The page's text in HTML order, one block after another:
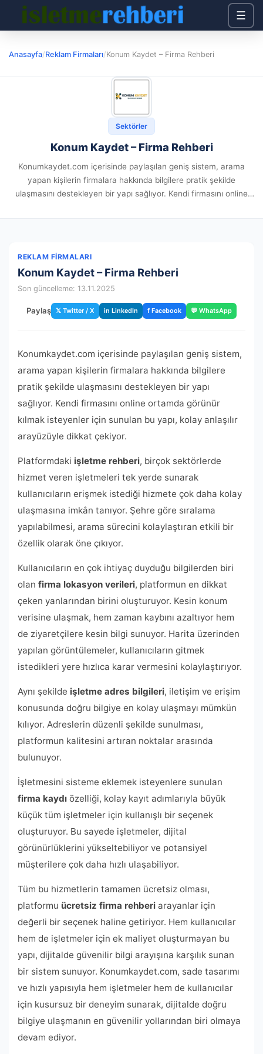
☰
Anasayfa/Reklam Firmaları/Konum Kaydet – Firma Rehberi
Sektörler
Konum Kaydet – Firma Rehberi
Konumkaydet.com içerisinde paylaşılan geniş sistem, arama
yapan kişilerin firmalara hakkında bilgilere pratik şekilde
ulaşmasını destekleyen bir yapı sağlıyor. Kendi firmasını online
REKLAM FIRMALARI
Konum Kaydet – Firma Rehberi
Son güncelleme: 13.11.2025
Paylaş 𝕏 Twitter / X in LinkedIn f Facebook 💬 WhatsApp
Konumkaydet.com içerisinde paylaşılan geniş sistem,
arama yapan kişilerin firmalara hakkında bilgilere
pratik şekilde ulaşmasını destekleyen bir yapı
sağlıyor. Kendi firmasını online ortamda görünür
kılmak isteyenler için sunulan bu yapı, kolay anlaşılır
arayüzüyle dikkat çekiyor.
Platformdaki işletme rehberi, birçok sektörlerde
hizmet veren işletmeleri tek yerde sunarak
kullanıcıların erişmek istediği hizmete çok daha kolay
ulaşmasına imkân tanıyor. Şehre göre sıralama
yapılabilmesi, arama sürecini kolaylaştıran etkili bir
özellik olarak öne çıkıyor.
Kullanıcıların en çok ihtiyaç duyduğu bilgilerden biri
olan firma lokasyon verileri, platformun en dikkat
çeken yanlarından birini oluşturuyor. Kesin konum
verisine ulaşmak, hem zaman kaybını azaltıyor hem
de ziyaretçilere kesin bilgi sunuyor. Harita üzerinden
yapılan görüntülemeler, kullanıcıların gitmek
istedikleri yere hızlıca karar vermesini kolaylaştırıyor.
Aynı şekilde işletme adres bilgileri, iletişim ve erişim
konusunda doğru bilgiye en kolay ulaşmayı mümkün
kılıyor. Adreslerin düzenli şekilde sunulması,
platformun kalitesini artıran noktalar arasında
bulunuyor.
İşletmesini sisteme eklemek isteyenlere sunulan
firma kaydı özelliği, kolay kayıt adımlarıyla büyük
küçük tüm işletmeler için kullanışlı bir seçenek
oluşturuyor. Bu sayede işletmeler, dijital
görünürlüklerini yükseltebiliyor ve potansiyel
müşterilere çok daha hızlı ulaşabiliyor.
Tüm bu hizmetlerin tamamen ücretsiz olması,
platformu ücretsiz firma rehberi arayanlar için
değerli bir seçenek haline getiriyor. Hem kullanıcılar
hem de işletmeler için ek maliyet oluşturmayan bu
yapı, dijitalde güvenilir bilgi arayışına karşılık sunan
bir sistem sunuyor. Konumkaydet.com, sade tasarımı
ve hızlı yapısıyla hem işletmeler hem de kullanıcılar
için kusursuz bir deneyim sunarak, dijitalde doğru
bilgiye ulaşmanın en güvenilir yollarından biri olmaya
devam ediyor.